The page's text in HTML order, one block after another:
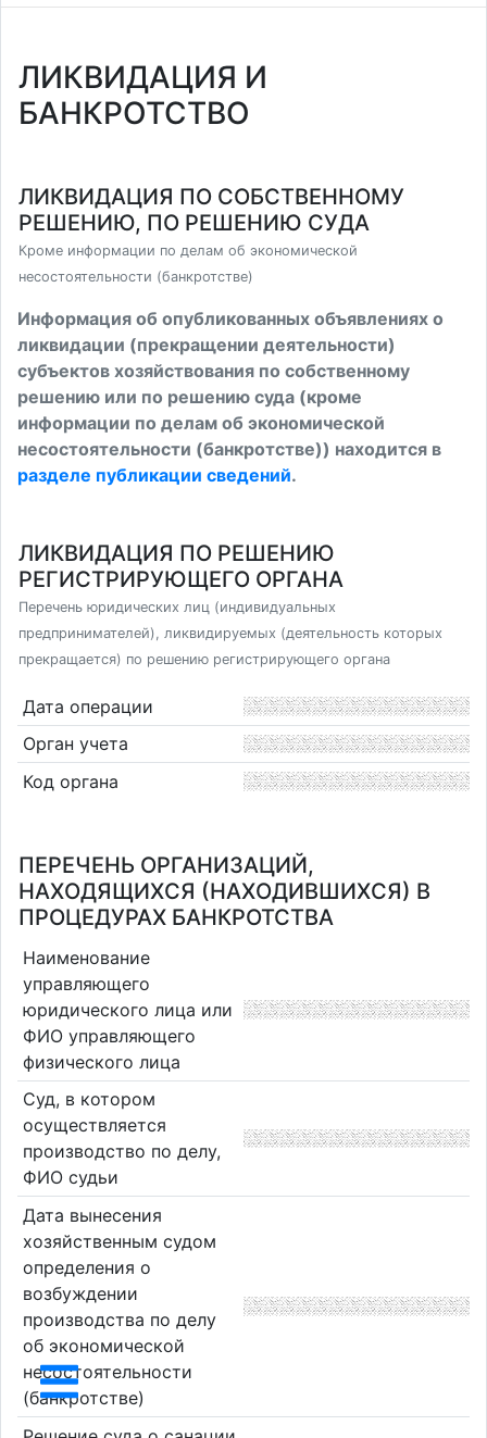
ЛИКВИДАЦИЯ И
БАНКРОТСТВО
ЛИКВИДАЦИЯ ПО СОБСТВЕННОМУ
РЕШЕНИЮ, ПО РЕШЕНИЮ СУДА
Кроме информации по делам об экономической
несостоятельности (банкротстве)
Информация об опубликованных объявлениях о
ликвидации (прекращении деятельности)
субъектов хозяйствования по собственному
решению или по решению суда (кроме
информации по делам об экономической
несостоятельности (банкротстве)) находится в
разделе публикации сведений.
ЛИКВИДАЦИЯ ПО РЕШЕНИЮ
РЕГИСТРИРУЮЩЕГО ОРГАНА
Перечень юридических лиц (индивидуальных
предпринимателей), ликвидируемых (деятельность которых
прекращается) по решению регистрирующего органа
Дата операции
Орган учета
Код органа
ПЕРЕЧЕНЬ ОРГАНИЗАЦИЙ,
НАХОДЯЩИХСЯ (НАХОДИВШИХСЯ) В
ПРОЦЕДУРАХ БАНКРОТСТВА
Наименование
управляющего
юридического лица или
ФИО управляющего
физического лица
Суд, в котором
осуществляется
производство по делу,
ФИО судьи
Дата вынесения
хозяйственным судом
определения о
возбуждении
производства по делу
об экономической
несостоятельности
(банкротстве)